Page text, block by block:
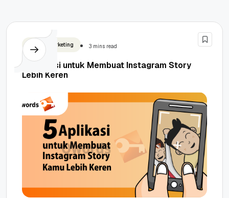
Digital Marketing 3 mins read
5 Aplikasi untuk Membuat Instagram Story
Lebih Keren